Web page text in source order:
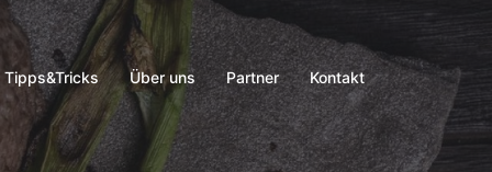
Tipps&Tricks Über uns Partner Kontakt